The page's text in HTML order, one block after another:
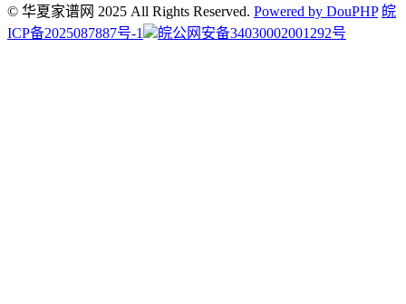
© 华夏家谱网 2025 All Rights Reserved. Powered by DouPHP 皖
ICP备2025087887号-1
皖公网安备34030002001292号